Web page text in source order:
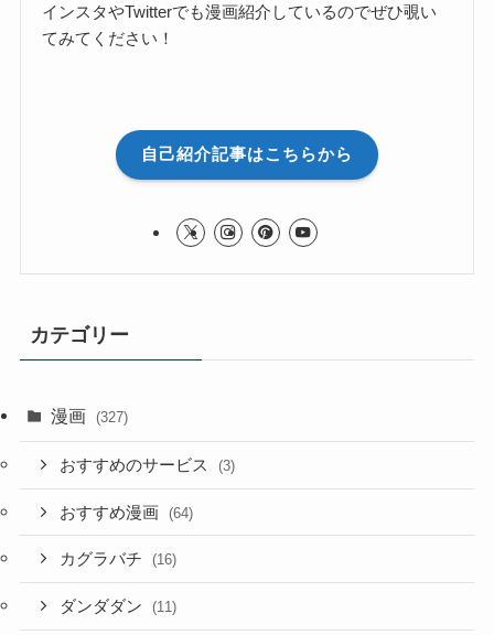
インスタやTwitterでも漫画紹介しているのでぜひ覗い
てみてください！
自己紹介記事はこちらから
カテゴリー
漫画 (327)
おすすめのサービス (3)
おすすめ漫画 (64)
カグラバチ (16)
ダンダダン (11)